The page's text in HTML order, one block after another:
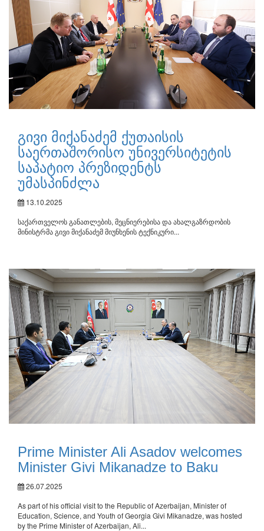
გივი მიქანაძემ ქუთაისის
საერთაშორისო უნივერსიტეტის
საპატიო პრეზიდენტს
უმასპინძლა
13.10.2025
საქართველოს განათლების, მეცნიერებისა და ახალგაზრდობის
მინისტრმა გივი მიქანაძემ მიუნხენის ტექნიკური...
Prime Minister Ali Asadov welcomes
Minister Givi Mikanadze to Baku
26.07.2025
As part of his official visit to the Republic of Azerbaijan, Minister of
Education, Science, and Youth of Georgia Givi Mikanadze, was hosted
by the Prime Minister of Azerbaijan, Ali...